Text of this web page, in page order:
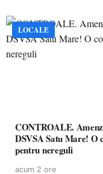
LOCALE
CONTROALE.
DSVSA Satu Mare! O
pentru nereguli
acum 2 ore